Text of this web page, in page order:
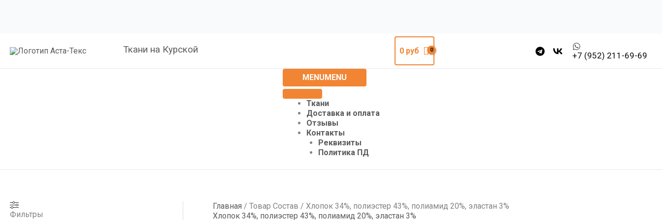
Ткани на Курской 0 руб +7 (952) 211-69-69
MENUMENU
Ткани
Доставка и оплата
Отзывы
Контакты
Реквизиты
Политика ПД
Фильтры
Главная / Товар Состав / Хлопок 34%, полиэстер 43%, полиамид 20%, эластан 3%
Хлопок 34%, полиэстер 43%, полиамид 20%, эластан 3%